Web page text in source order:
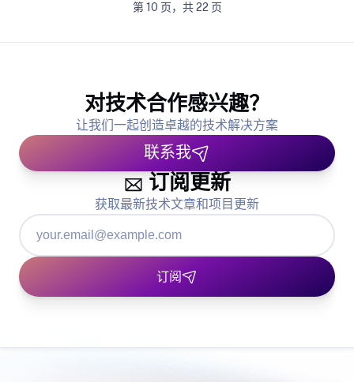
第 10 页，共 22 页
对技术合作感兴趣？
让我们一起创造卓越的技术解决方案
联系我
订阅更新
获取最新技术文章和项目更新
订阅